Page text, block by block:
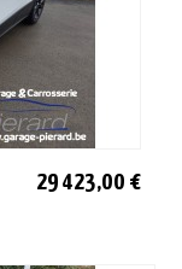
29 423,00 €